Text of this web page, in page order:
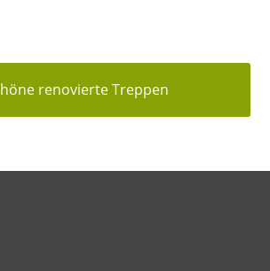
renovierte Treppen